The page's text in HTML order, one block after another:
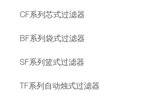
CF系列芯式过滤器
BF系列袋式过滤器
SF系列篮式过滤器
TF系列自动烛式过滤器